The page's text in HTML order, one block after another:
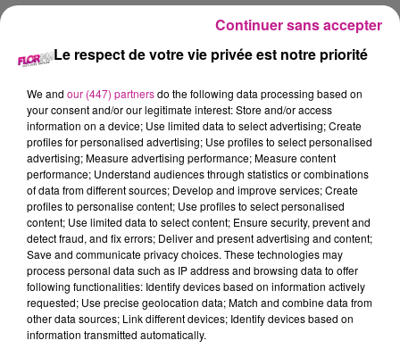
surtout a prononcé une phrase énigmatique : "Pensez-vous
que The Rock devrait prendre la place de chef de famille ?"
Dans ce message, The Rock a laissé entendre aux
prépare avec Roman Reigns, actuel champion en titre de la
WWE.
TITRES DIFFUSÉS Voir plus
3h23
3h23
MINJ
3h20
3h20
BTS
3h17
3h17
Le respect de votre vie privée est notre priorité
We and our (447) partnersdo the following data processing based on
your consent and/or our legitimate interest: Store and/or access
information on a device; Use limited data to select advertising; Create
profiles for personalised advertising; Use profiles to select personalised
advertising; Measure advertising performance; Measure content
performance; Understand audiences through statistics or combinations
of data from different sources; Develop and improve services; Create
profiles to personalise content; Use profiles to select personalised
content; Use limited data to select content; Ensure security, prevent and
detect fraud, and fix errors; Deliver and present advertising and content;
Save and communicate privacy choices. These technologies may
process personal data such as IP address and browsing data to offer
following functionalities: Identify devices based on information actively
requested; Use precise geolocation data; Match and combine data from
other data sources; Link different devices; Identify devices based on
information transmitted automatically.
Continuer sans accepter